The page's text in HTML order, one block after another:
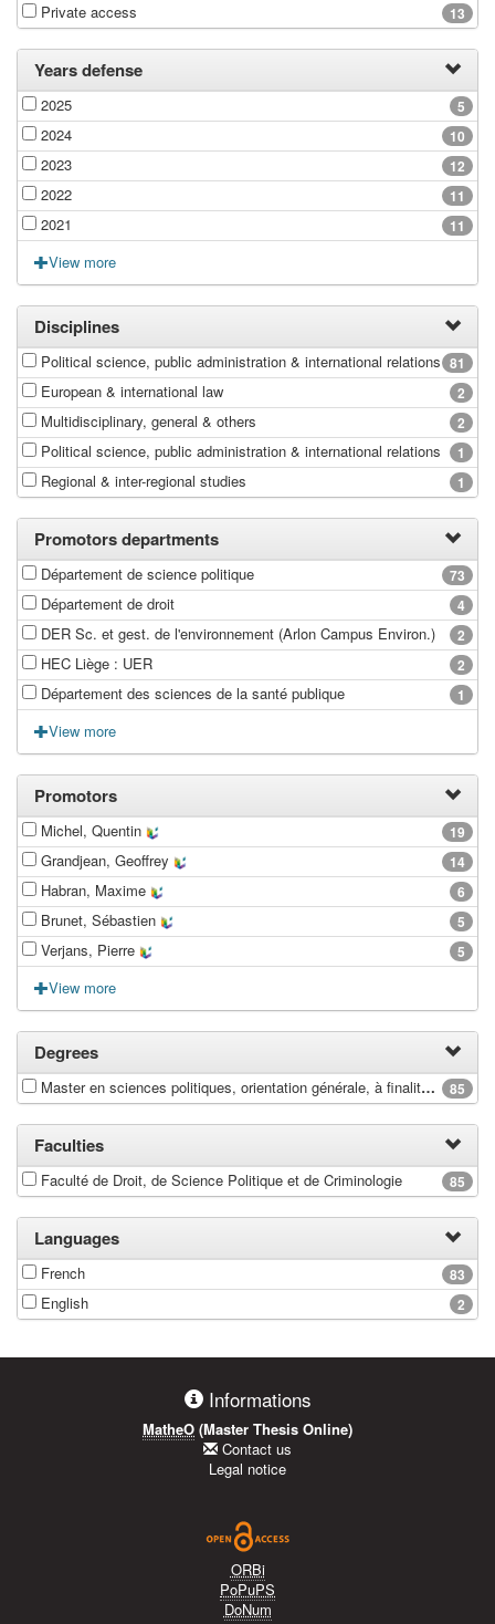
13
Private access
Years defense
5
2025
10
2024
12
2023
11
2022
11
2021
View more
Disciplines
81
Political science, public administration & international relations
2
European & international law
2
Multidisciplinary, general & others
1
Political science, public administration & international relations
1
Regional & inter-regional studies
Promotors departments
73
Département de science politique
4
Département de droit
2
DER Sc. et gest. de l'environnement (Arlon Campus Environ.)
2
HEC Liège : UER
1
Département des sciences de la santé publique
View more
Promotors
19
Michel, Quentin
14
Grandjean, Geoffrey
6
Habran, Maxime
5
Brunet, Sébastien
5
Verjans, Pierre
View more
Degrees
85
Master en sciences politiques, orientation générale, à finalité spécialisée en politiques européennes
Faculties
85
Faculté de Droit, de Science Politique et de Criminologie
Languages
83
French
2
English
Informations
MatheO (Master Thesis Online)
Contact us
Legal notice
ORBi
PoPuPS
DoNum